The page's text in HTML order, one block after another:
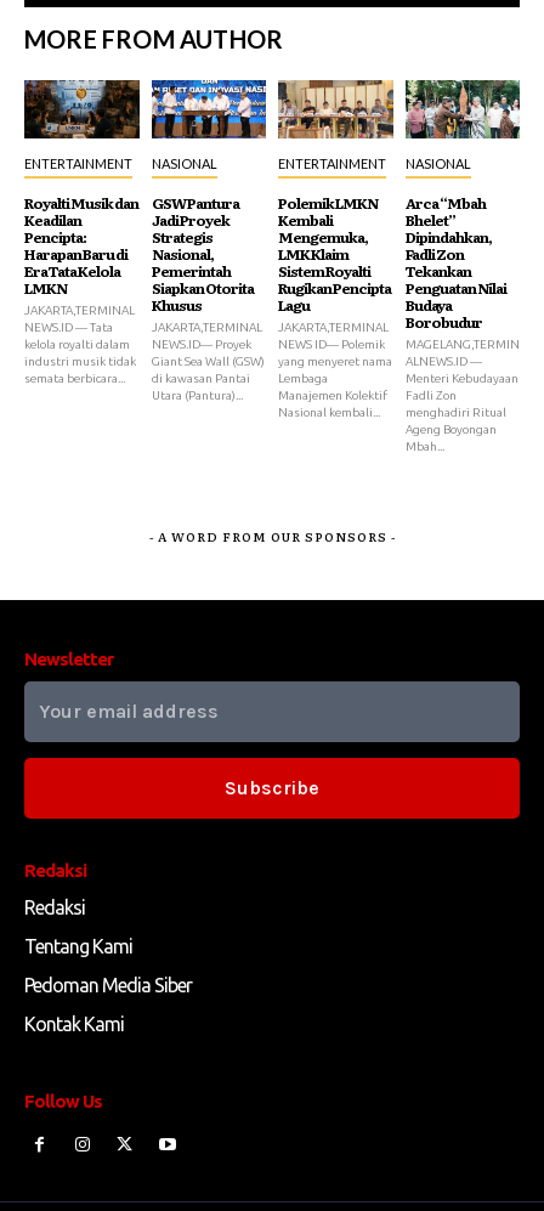
MORE FROM AUTHOR
ENTERTAINMENT
Royalti Musik dan
Keadilan
Pencipta:
Harapan Baru di
Era Tata Kelola
LMKN
JAKARTA,TERMINAL
NEWS.ID — Tata
kelola royalti dalam
industri musik tidak
semata berbicara...
NASIONAL
GSW Pantura
Jadi Proyek
Strategis
Nasional,
Pemerintah
Siapkan Otorita
Khusus
JAKARTA,TERMINAL
NEWS.ID— Proyek
Giant Sea Wall (GSW)
di kawasan Pantai
Utara (Pantura)...
ENTERTAINMENT
Polemik LMKN
Kembali
Mengemuka,
LMK Klaim
Sistem Royalti
Rugikan Pencipta
Lagu
JAKARTA,TERMINAL
NEWS ID— Polemik
yang menyeret nama
Lembaga
Manajemen Kolektif
Nasional kembali...
NASIONAL
Arca “Mbah
Bhelet”
Dipindahkan,
Fadli Zon
Tekankan
Penguatan Nilai
Budaya
Borobudur
MAGELANG,TERMIN
ALNEWS.ID —
Menteri Kebudayaan
Fadli Zon
menghadiri Ritual
Ageng Boyongan
Mbah...
- A WORD FROM OUR SPONSORS -
Redaksi
Redaksi
Tentang Kami
Pedoman Media Siber
Kontak Kami
Follow Us
Newsletter
Subscribe